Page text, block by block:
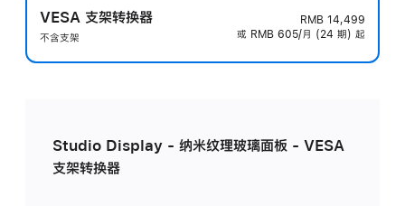
VESA 支架转换器
不含支架
RMB 14,499
或 RMB 605/月 (24 期) 起
Studio Display - 纳米纹理玻璃面板 - VESA
支架转换器